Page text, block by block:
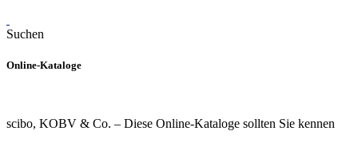
Suchen
Online-Kataloge
scibo, KOBV & Co. – Diese Online-Kataloge sollten Sie kennen